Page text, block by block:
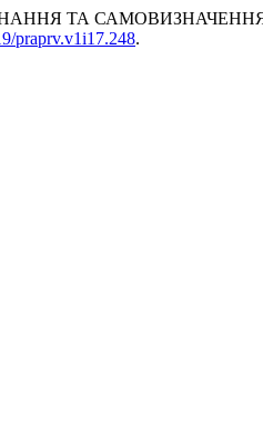
ТА САМОВИЗНАЧЕННЯ
praprv.v1i17.248.